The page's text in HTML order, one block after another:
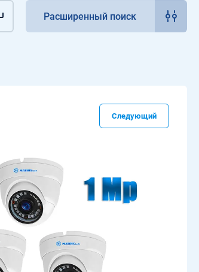
Расширенный поиск
Следующий